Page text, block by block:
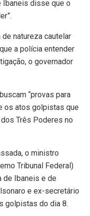
Ibaneis disse que o
natureza cautelar
a polícia entender
o governador
“provas para
os atos golpistas que
Três Poderes no
o ministro
Tribunal Federal)
de Ibaneis e de
e ex-secretário
golpistas do dia 8.